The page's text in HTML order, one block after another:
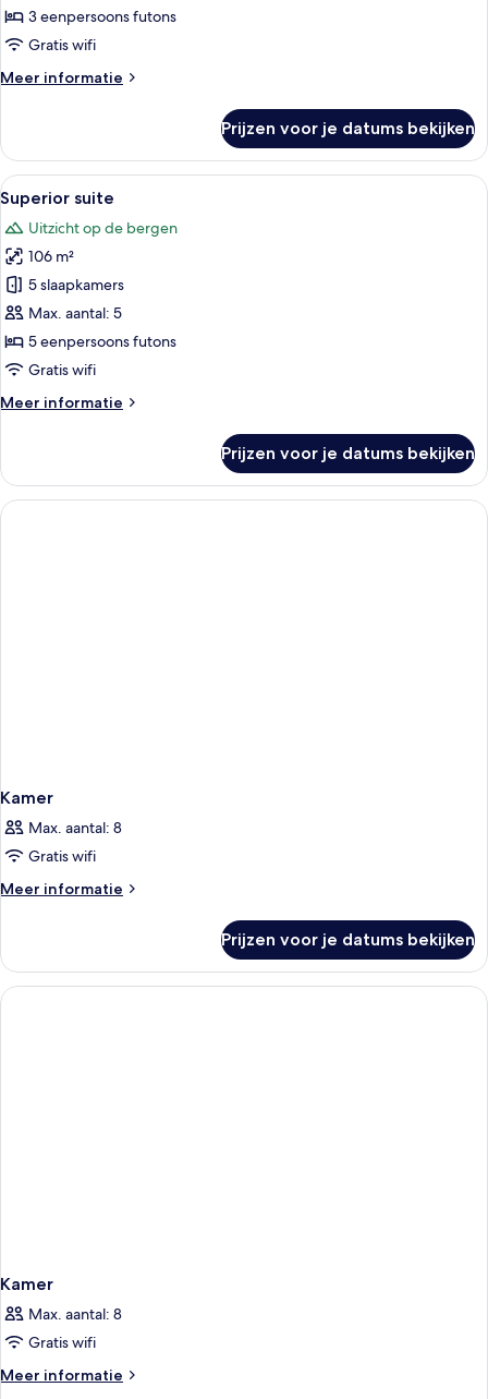
3 eenpersoons futons
Gratis wifi
Meer informatie
Meer
suite
Prijzen voor je datums bekijken
Alle
foto's
voor
Superior
suite
laden
Een moderne hotelkamer met
11
Superior suite
Uitzicht op de bergen
106 m²
5 slaapkamers
Max. aantal: 5
5 eenpersoons futons
Gratis wifi
Meer informatie
Meer
suite
Prijzen voor je datums bekijken
Kamer
Max. aantal: 8
Gratis wifi
Meer informatie
Meer
Prijzen voor je datums bekijken
Kamer
Max. aantal: 8
Gratis wifi
Meer informatie
Meer